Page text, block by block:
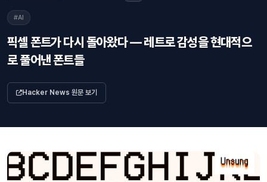
#AI
픽셀 폰트가 다시 돌아왔다 — 레트로 감성을 현대적으
로 풀어낸 폰트들
Hacker News 원문 보기